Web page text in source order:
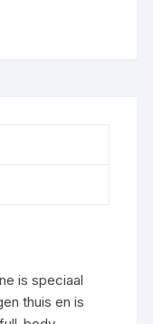
is speciaal
thuis en is